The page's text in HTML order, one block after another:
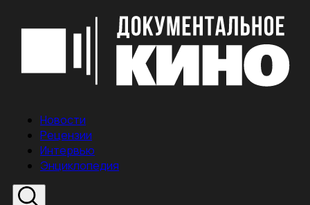
Новости
Рецензии
Интервью
Энциклопедия